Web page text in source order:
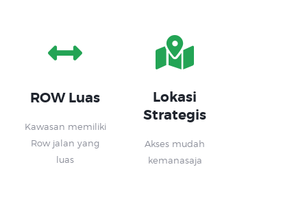
ROW Luas
Kawasan memiliki
Row jalan yang
luas
Lokasi
Strategis
Akses mudah
kemanasaja